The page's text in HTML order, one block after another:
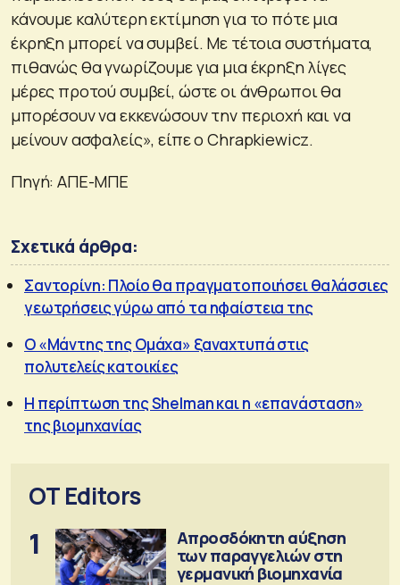
κάνουμε καλύτερη εκτίμηση για το πότε μια
έκρηξη μπορεί να συμβεί. Με τέτοια συστήματα,
πιθανώς θα γνωρίζουμε για μια έκρηξη λίγες
μέρες προτού συμβεί, ώστε οι άνθρωποι θα
μπορέσουν να εκκενώσουν την περιοχή και να
μείνουν ασφαλείς», είπε ο Chrapkiewicz.
Πηγή: ΑΠΕ-ΜΠΕ
Σχετικά άρθρα:
Σαντορίνη: Πλοίο θα πραγματοποιήσει θαλάσσιες
γεωτρήσεις γύρω από τα ηφαίστεια της
Ο «Μάντης της Ομάχα» ξαναχτυπά στις
πολυτελείς κατοικίες
Η περίπτωση της Shelman και η «επανάσταση»
της βιομηχανίας
OT Editors
1
Απροσδόκητη αύξηση
των παραγγελιών στη
γερμανική βιομηχανία